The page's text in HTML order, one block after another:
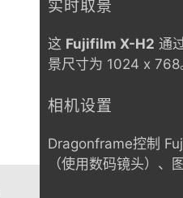
实时取景
这 Fujifilm X-H2 通
景尺寸为 1024 x 768
相机设置
Dragonframe控制
（使用数码镜头）、